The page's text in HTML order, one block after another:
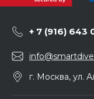
+ 7 (916) 643
г. Москва, ул.